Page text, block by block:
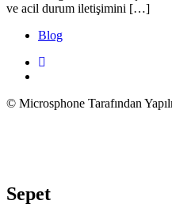
ve acil durum iletişimini […]
Blog
© Microsphone Tarafından
Sepet